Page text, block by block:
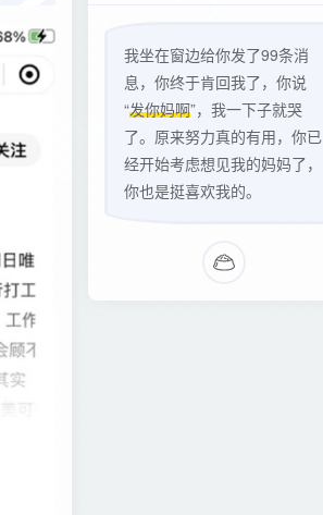
我坐在窗边给你发了99条消
息，你终于肯回我了，你说
“发你妈啊”，我一下子就哭
了。原来努力真的有用，你已
经开始考虑想见我的妈妈了，
你也是挺喜欢我的。